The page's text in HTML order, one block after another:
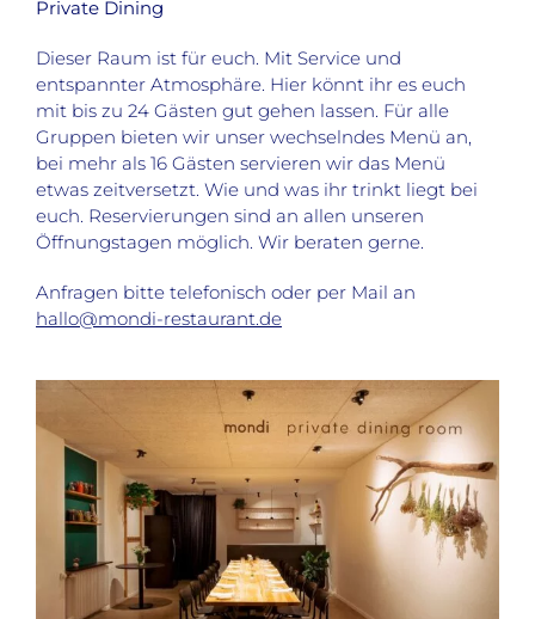
Private Dining
Dieser Raum ist für euch. Mit Service und
entspannter Atmosphäre. Hier könnt ihr es euch
mit bis zu 24 Gästen gut gehen lassen. Für alle
Gruppen bieten wir unser wechselndes Menü an,
bei mehr als 16 Gästen servieren wir das Menü
etwas zeitversetzt. Wie und was ihr trinkt liegt bei
euch. Reservierungen sind an allen unseren
Öffnungstagen möglich. Wir beraten gerne.
Anfragen bitte telefonisch oder per Mail an
hallo@mondi-restaurant.de